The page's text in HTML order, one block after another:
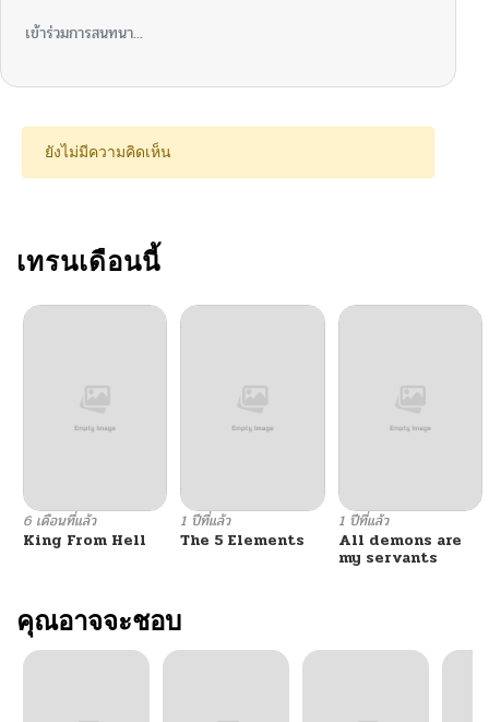
เข้าร่วมการสนทนา...
ยังไม่มีความคิดเห็น
เทรนเดือนนี้
6 เดือนที่แล้ว
King From Hell
1 ปีที่แล้ว
The 5 Elements
1 ปีที่แล้ว
All demons are
my servants
คุณอาจจะชอบ